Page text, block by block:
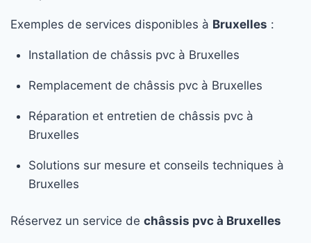
Exemples de services disponibles à Bruxelles :
Installation de châssis pvc à Bruxelles
Remplacement de châssis pvc à Bruxelles
Réparation et entretien de châssis pvc à
Bruxelles
Solutions sur mesure et conseils techniques à
Bruxelles
Réservez un service de châssis pvc à Bruxelles